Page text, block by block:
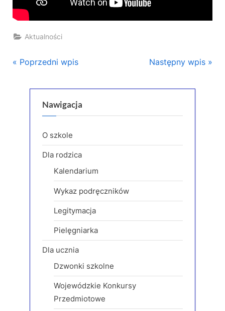
Aktualności
Nawigacja
wpisu
P
Poprzedni wpis
N
x
s
Następny wpis
Nawigacja
O szkole
Dla rodzica
Kalendarium
Wykaz podręczników
Legitymacja
Pielęgniarka
Dla ucznia
Dzwonki szkolne
Wojewódzkie Konkursy
Przedmiotowe